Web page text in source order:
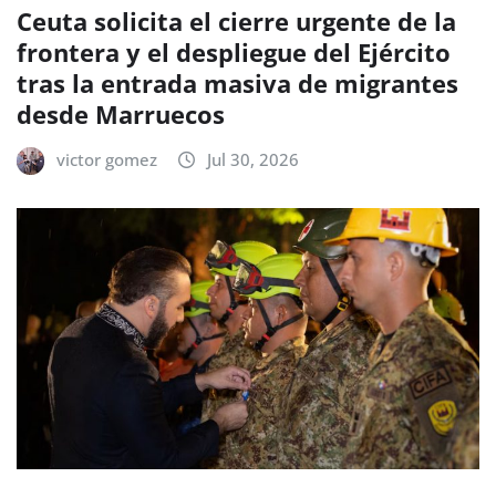
Ceuta solicita el cierre urgente de la
frontera y el despliegue del Ejército
tras la entrada masiva de migrantes
desde Marruecos
victor gomez Jul 30, 2026